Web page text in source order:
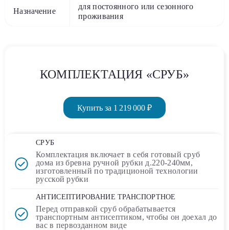
Назначение
для постоянного или сезонного
проживания
КОМПЛЕКТАЦИЯ «СРУБ»
Купить за 1 219 000 ₽
СРУБ
Комплектация включает в себя готовый сруб
дома из бревна ручной рубки д.220-240мм,
изготовленный по традиционой технологии
русской рубки
АНТИСЕПТИРОВАНИЕ ТРАНСПОРТНОЕ
Перед отправкой сруб обрабатывается
транспортным антисептиком, чтобы он доехал до
вас в первозданном виде